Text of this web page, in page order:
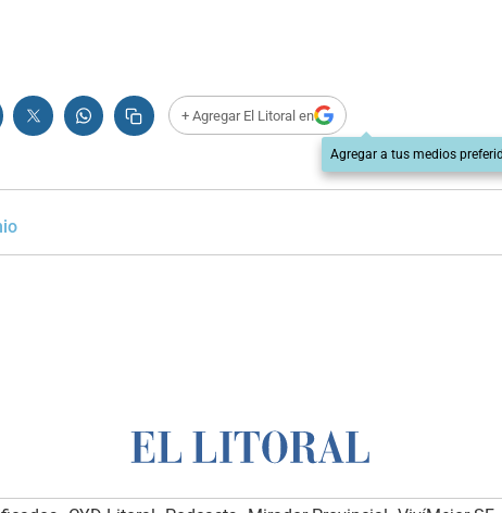
+ Agregar El Litoral en
Agregar a tus medios